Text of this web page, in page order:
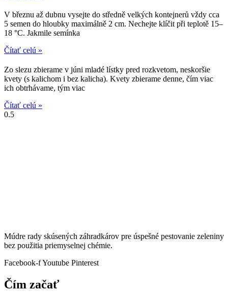
V březnu až dubnu vysejte do středně velkých kontejnerů vždy cca
5 semen do hloubky maximálně 2 cm. Nechejte klíčit při teplotě 15–
18 °C. Jakmile semínka
Čítať celú »
Zo slezu zbierame v júni mladé lístky pred rozkvetom, neskoršie
kvety (s kalichom i bez kalicha). Kvety zbierame denne, čím viac
ich obtrhávame, tým viac
Čítať celú »
Múdre rady skúsených záhradkárov pre úspešné pestovanie zeleniny
bez použitia priemyselnej chémie.
Facebook-fYoutube Pinterest
Čím začať